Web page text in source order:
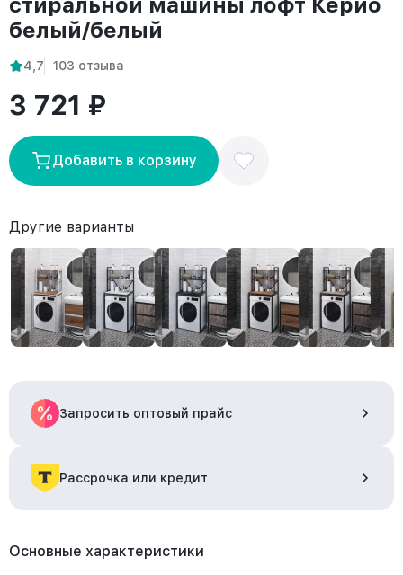
белый/белый
4,7 103 отзыва
3 721 ₽
Добавить в корзину
Другие варианты
Запросить оптовый прайс
Рассрочка или кредит
Основные характеристики